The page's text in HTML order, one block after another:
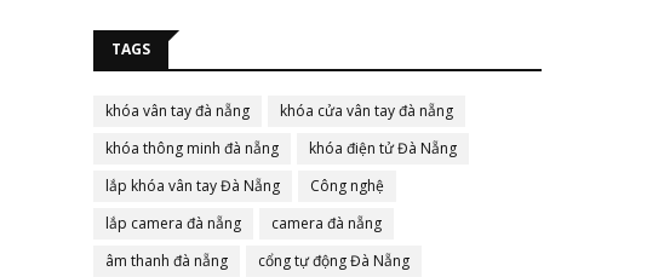
TAGS
khóa vân tay đà nẵng
khóa cửa vân tay đà nẵng
khóa thông minh đà nẵng
khóa điện tử Đà Nẵng
lắp khóa vân tay Đà Nẵng
Công nghệ
lắp camera đà nẵng
camera đà nẵng
âm thanh đà nẵng
cổng tự động Đà Nẵng